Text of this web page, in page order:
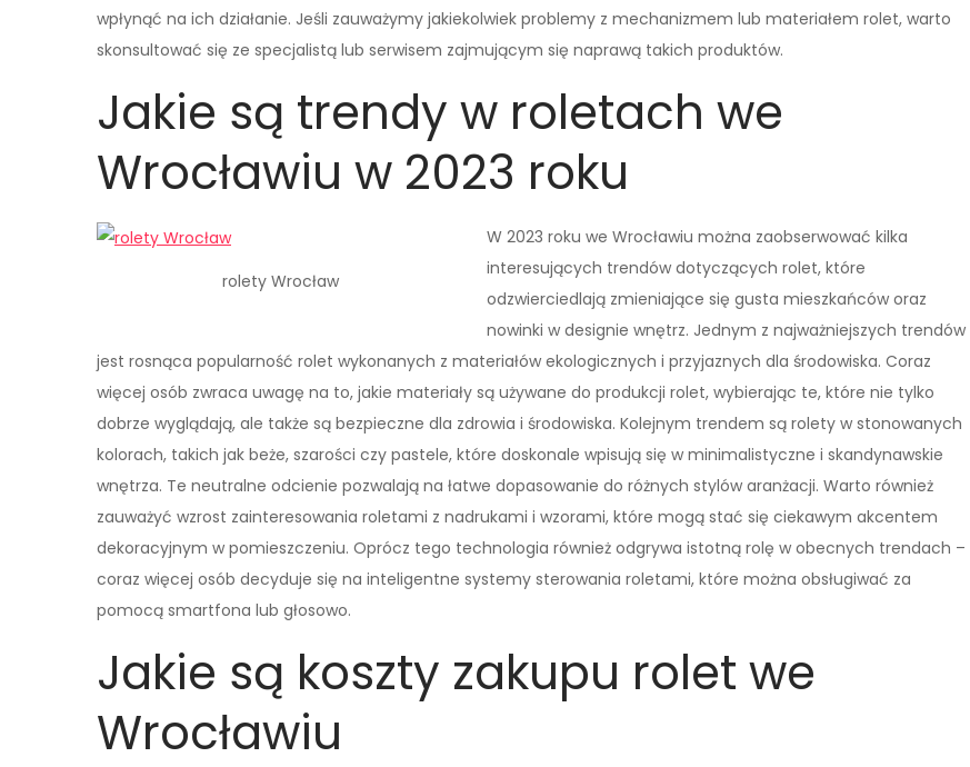
wpłynąć na ich działanie. Jeśli zauważymy jakiekolwiek problemy z mechanizmem lub materiałem rolet, warto
skonsultować się ze specjalistą lub serwisem zajmującym się naprawą takich produktów.
Jakie są trendy w roletach we
Wrocławiu w 2023 roku
rolety Wrocław
W 2023 roku we Wrocławiu można zaobserwować kilka
interesujących trendów dotyczących rolet, które
odzwierciedlają zmieniające się gusta mieszkańców oraz
nowinki w designie wnętrz. Jednym z najważniejszych trendów
jest rosnąca popularność rolet wykonanych z materiałów ekologicznych i przyjaznych dla środowiska. Coraz
więcej osób zwraca uwagę na to, jakie materiały są używane do produkcji rolet, wybierając te, które nie tylko
dobrze wyglądają, ale także są bezpieczne dla zdrowia i środowiska. Kolejnym trendem są rolety w stonowanych
kolorach, takich jak beże, szarości czy pastele, które doskonale wpisują się w minimalistyczne i skandynawskie
wnętrza. Te neutralne odcienie pozwalają na łatwe dopasowanie do różnych stylów aranżacji. Warto również
zauważyć wzrost zainteresowania roletami z nadrukami i wzorami, które mogą stać się ciekawym akcentem
dekoracyjnym w pomieszczeniu. Oprócz tego technologia również odgrywa istotną rolę w obecnych trendach –
coraz więcej osób decyduje się na inteligentne systemy sterowania roletami, które można obsługiwać za
pomocą smartfona lub głosowo.
Jakie są koszty zakupu rolet we
Wrocławiu